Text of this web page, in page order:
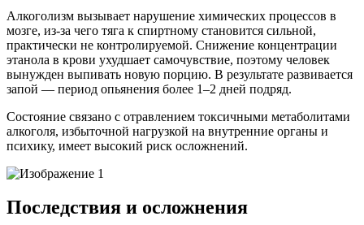
Алкоголизм вызывает нарушение химических процессов в
мозге, из-за чего тяга к спиртному становится сильной,
практически не контролируемой. Снижение концентрации
этанола в крови ухудшает самочувствие, поэтому человек
вынужден выпивать новую порцию. В результате развивается
запой — период опьянения более 1–2 дней подряд.
Состояние связано с отравлением токсичными метаболитами
алкоголя, избыточной нагрузкой на внутренние органы и
психику, имеет высокий риск осложнений.
Последствия и осложнения